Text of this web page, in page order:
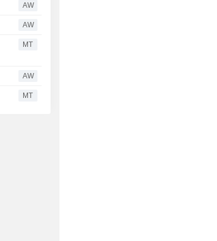
AW
AW
MT
AW
MT